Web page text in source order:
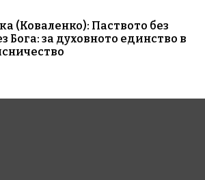
(Коваленко): Паството без
Бога: за духовното единство в